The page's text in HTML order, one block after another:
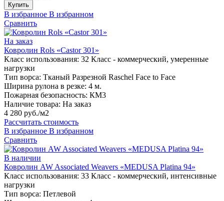
Купить
В избранное В избранном
Сравнить
На заказ
Ковролин Rols «Castor 301»
Класс использования: 32 Класс - коммерческий, умеренные
нагрузки
Тип ворса: Тканый Разрезной Raschel Face to Face
Ширина рулона в резке: 4 м.
Пожарная безопасность: КМ3
Наличие товара: На заказ
4 280 руб./м2
Рассчитать стоимость
В избранное В избранном
Сравнить
В наличии
Ковролин AW Associated Weavers «MEDUSA Platina 94»
Класс использования: 33 Класс - коммерческий, интенсивные
нагрузки
Тип ворса: Петлевой